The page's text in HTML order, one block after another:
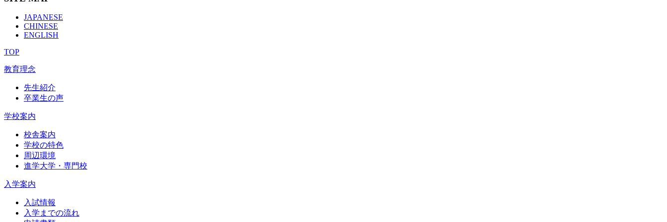
JAPANESE
CHINESE
ENGLISH
TOP
教育理念
先生紹介
卒業生の声
学校案内
校舎案内
学校の特色
周辺環境
進学大学・専門校
入学案内
入試情報
入学までの流れ